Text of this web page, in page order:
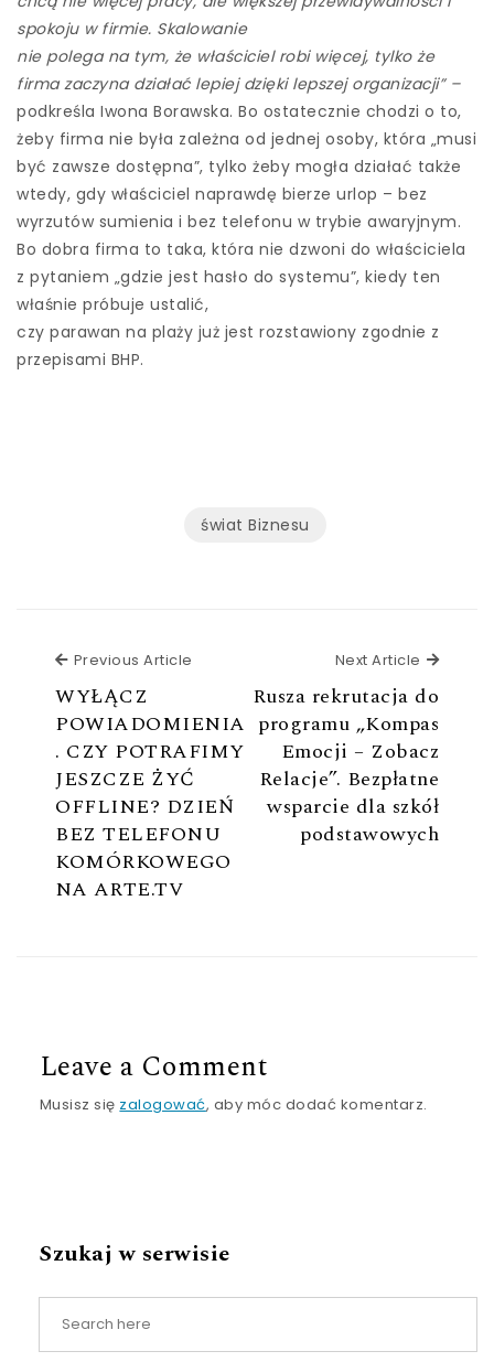
spokoju w firmie. Skalowanie
nie polega na tym, że właściciel robi więcej, tylko że
firma zaczyna działać lepiej dzięki lepszej organizacji” –
podkreśla Iwona Borawska. Bo ostatecznie chodzi o to,
żeby firma nie była zależna od jednej osoby, która „musi
być zawsze dostępna”, tylko żeby mogła działać także
wtedy, gdy właściciel naprawdę bierze urlop – bez
wyrzutów sumienia i bez telefonu w trybie awaryjnym.
Bo dobra firma to taka, która nie dzwoni do właściciela
z pytaniem „gdzie jest hasło do systemu”, kiedy ten
właśnie próbuje ustalić,
czy parawan na plaży już jest rozstawiony zgodnie z
przepisami BHP.
świat Biznesu
Previous Article
WYŁĄCZ
POWIADOMIENIA
. CZY POTRAFIMY
JESZCZE ŻYĆ
OFFLINE? DZIEŃ
BEZ TELEFONU
KOMÓRKOWEGO
NA ARTE.TV
Next Article Next
Rusza rekrutacja do
programu „Kompas
Emocji – Zobacz
Relacje”. Bezpłatne
wsparcie dla szkół
podstawowych
Leave a Comment
Musisz się zalogować, aby móc dodać komentarz.
Szukaj w serwisie